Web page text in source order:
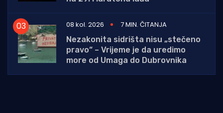
08 kol. 2026
7 MIN. ČITANJA
Nezakonita sidrišta nisu „stečeno
pravo“ – Vrijeme je da uredimo
more od Umaga do Dubrovnika